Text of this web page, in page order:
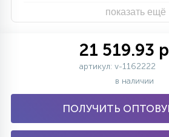
показать ещё
21 519.93
артикул: v-1162222
в наличии
ПОЛУЧИТЬ